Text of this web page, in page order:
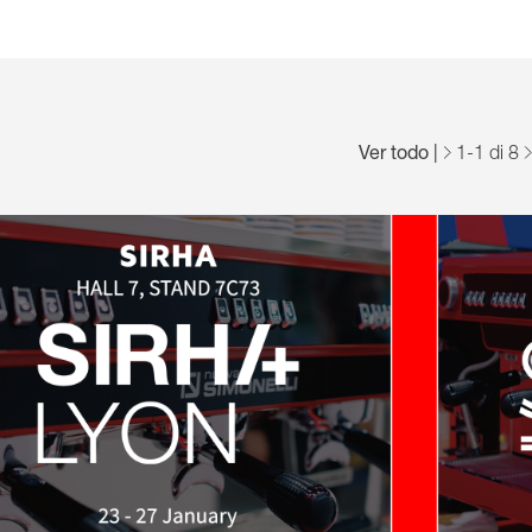
Ver todo 1 - 1 di 8